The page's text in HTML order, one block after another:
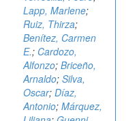
Lapp, Marlene;
Ruiz, Thirza;
Benítez, Carmen
E.; Cardozo,
Alfonzo; Briceño,
Arnaldo; Silva,
Oscar; Díaz,
Antonio; Márquez,